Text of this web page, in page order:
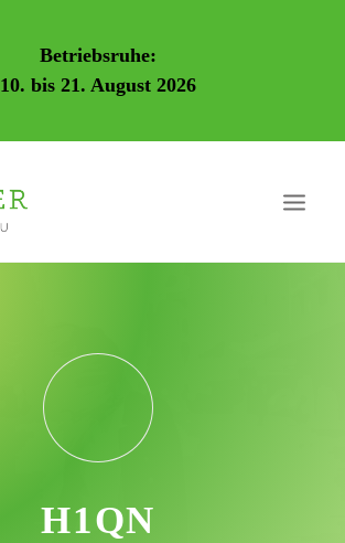
Betriebsruhe:
10. bis 21. August 2026
H1QN